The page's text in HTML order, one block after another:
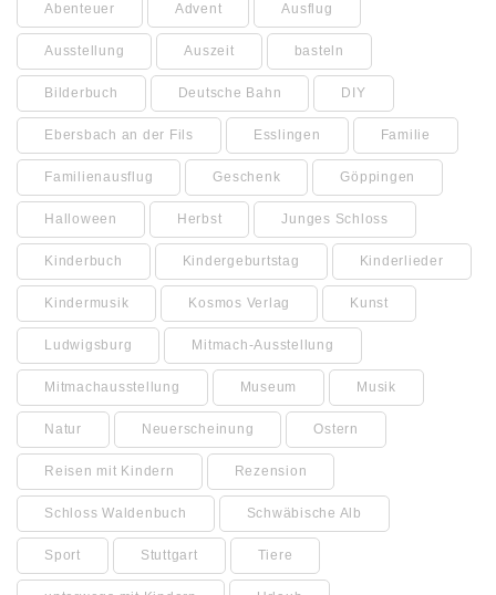
Abenteuer Advent Ausflug
Ausstellung Auszeit basteln
Bilderbuch Deutsche Bahn DIY
Ebersbach an der Fils Esslingen Familie
Familienausflug Geschenk Göppingen
Halloween Herbst Junges Schloss
Kinderbuch Kindergeburtstag Kinderlieder
Kindermusik Kosmos Verlag Kunst
Ludwigsburg Mitmach-Ausstellung
Mitmachausstellung Museum Musik
Natur Neuerscheinung Ostern
Reisen mit Kindern Rezension
Schloss Waldenbuch Schwäbische Alb
Sport Stuttgart Tiere